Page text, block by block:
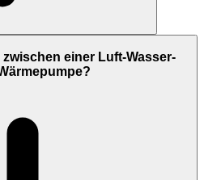
einer Luft-Wasser-